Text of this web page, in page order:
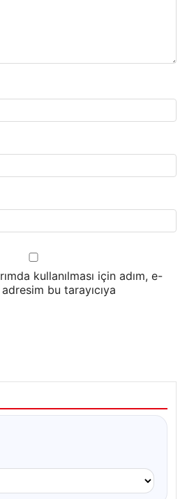
kullanılması için adım, e-
bu tarayıcıya